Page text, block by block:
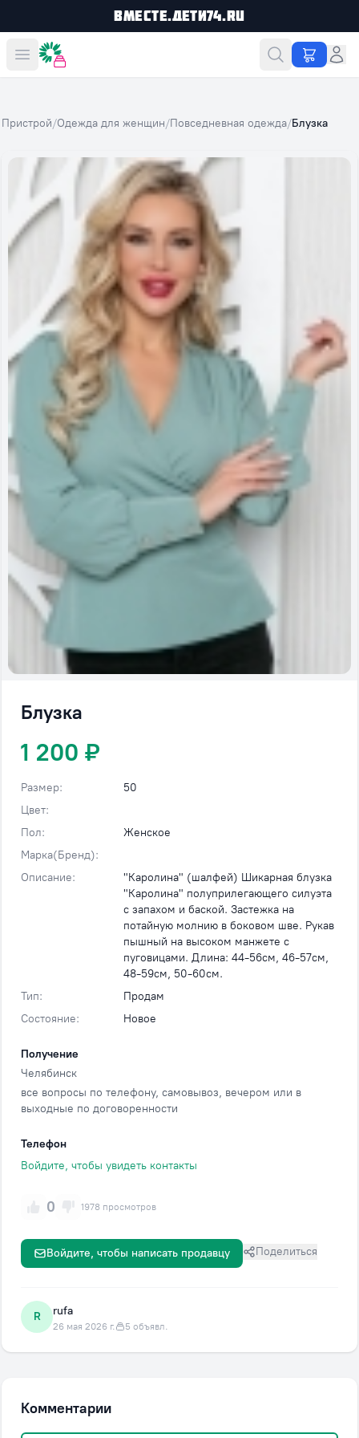
Вместе.Дети74.ru
Вместе дешевле
Пристрой/Одежда для женщин/Повседневная одежда/Блузка
Блузка
1 200 ₽
Размер:
50
Цвет:
Пол:
Женское
Марка(Бренд):
Описание:
"Каролина" (шалфей) Шикарная блузка
"Каролина" полуприлегающего силуэта
с запахом и баской. Застежка на
потайную молнию в боковом шве. Рукав
пышный на высоком манжете с
пуговицами. Длина: 44-56см, 46-57см,
48-59см, 50-60см.
Тип:
Продам
Состояние:
Новое
Получение
Челябинск
все вопросы по телефону, самовывоз, вечером или в
выходные по договоренности
Телефон
Войдите, чтобы увидеть контакты
0 1978 просмотров
Поделиться
Войдите, чтобы написать продавцу
R rufa
26 мая 2026 г. 5 объявл.
Комментарии